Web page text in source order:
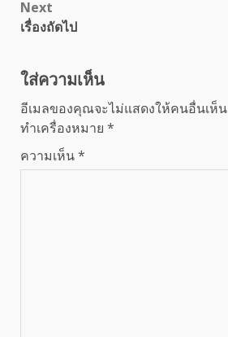
Next
เรื่องถัดไป
ใส่ความเห็น
อีเมลของคุณจะไม่แสดงให้คนอื่นเห็น
ทำเครื่องหมาย *
ความเห็น*